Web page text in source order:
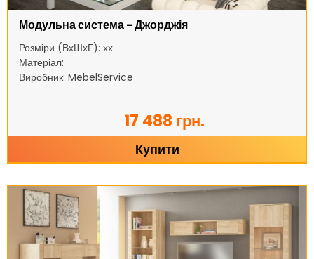
Модульна система - Джорджія
Розміри (ВхШхГ): хх
Матеріал:
Виробник: MebelService
17 488 грн.
Купити